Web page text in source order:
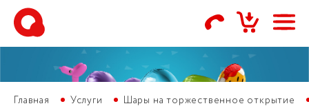
Главная Услуги
Шары на торжественное открытие